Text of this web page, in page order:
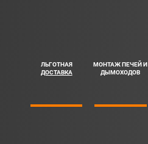
ЛЬГОТНАЯ
ДОСТАВКА
МОНТАЖ ПЕЧЕЙ И
ДЫМОХОДОВ